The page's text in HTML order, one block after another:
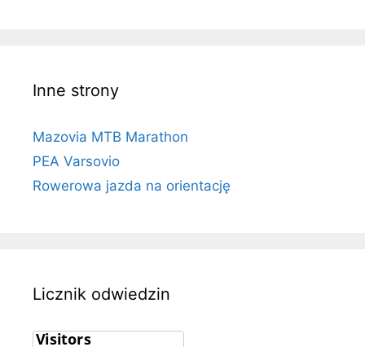
Inne strony
Mazovia MTB Marathon
PEA Varsovio
Rowerowa jazda na orientację
Licznik odwiedzin